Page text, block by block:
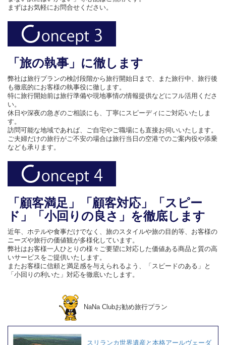
まずはお気軽にお問合せください。
「旅の執事」に徹します
弊社は旅行プランの検討段階から旅行開始日まで、また旅行中、旅行後
も徹底的にお客様の執事役に徹します。
特に旅行開始前は旅行準備や現地事情の情報提供などにフル活用くださ
い。
休日や深夜の急ぎのご相談にも、丁寧にスピーディにご対応いたしま
す。
訪問可能な地域であれば、ご自宅やご職場にも直接お伺いいたします。
ご夫婦だけの旅行がご不安の場合は旅行当日の空港でのご案内役や添乗
なども承ります。
「顧客満足」「顧客対応」「スピー
ド」「小回りの良さ」を徹底します
近年、ホテルや食事だけでなく、旅のスタイルや旅の目的等、お客様の
ニーズや旅行の価値観が多様化しています。
弊社はお客様一人ひとりの様々ご要望に対応した価値ある商品と質の高
いサービスをご提供いたします。
またお客様に信頼と満足感を与えられるよう、「スピードのある」と
「小回りの利いた」対応を徹底いたします。
NaNa Clubお勧め旅行プラン
スリランカ世界遺産と本格アールヴェーダ